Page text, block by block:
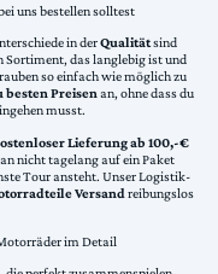
uns bestellen solltest
in derQualitätsind
Sortiment, das langlebig ist und
so einfach wie möglich zu
besten Preisenan, ohne dass du
musst.
Lieferung ab 100,-€
nicht tagelang auf ein Paket
Tour ansteht. Unser Logistik-
Versand reibungslos
im Detail